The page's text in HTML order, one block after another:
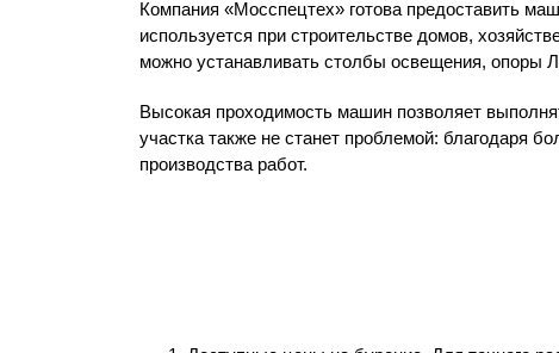
Компания «Мосспецтех» готова предоставить
используется при строительстве домов,
можно устанавливать столбы освещения, опоры
Высокая проходимость машин позволяет
участка также не станет проблемой: благодаря
производства работ.